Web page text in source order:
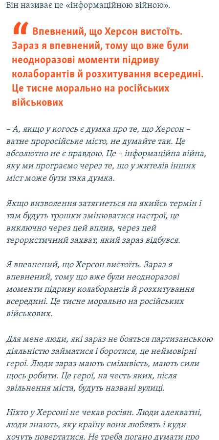
Він називає це «інформаційною війною».
Впевнений, що Херсон вистоїть.
Зараз я впевнений, тому що вже були
неодноразові моменти підриву
колаборантів й розхитування всередині.
Це тисне морально на російських
військових
– А, якщо у когось є думка про те, що Херсон –
ватне проросійське місто, не думайте так. Це
абсолютно не є правдою. Це – інформаційна війна,
яку ми програємо через те, що у жителів інших
міст може бути така думка.
Якщо визволення затягнеться на якийсь термін і
там будуть трошки змінюватися настрої, це
виключно через цей вплив, через цей
терористичний захват, який зараз відбувся.
Я впевнений, що Херсон вистоїть. Зараз я
впевнений, тому що вже були неодноразові
моменти підриву колаборантів й розхитування
всередині. Це тисне морально на російських
військових.
Для мене люди, які зараз не бояться партизанською
діяльністю займатися і боротися, це неймовірні
герої. Люди зараз мають сміливість, мають сили
щось робити. Це герої, на честь яких, після
звільнення міста, будуть названі вулиці.
Ніхто у Херсоні не чекав росіян. Люди адекватні,
люди знають, яку країну вони люблять і куди
хочуть повертатися. Не треба погано думати про